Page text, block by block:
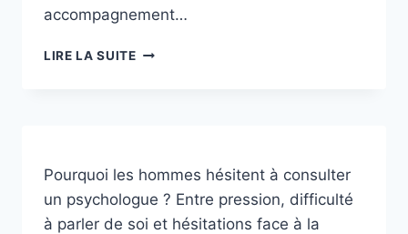
accompagnement…
LIRE LA SUITEPSYCHOLOGUE
DANS
QUELLES
SITUATIONS
ET
Pourquoi les hommes hésitent à consulter
un psychologue ? Entre pression, difficulté
à parler de soi et hésitations face à la